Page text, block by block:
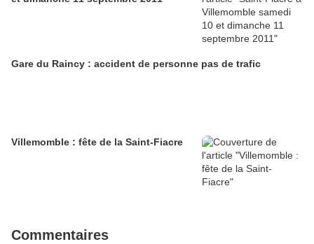
Gare du Raincy : accident de personne pas de trafic
Villemomble : fête de la Saint-Fiacre
Commentaires